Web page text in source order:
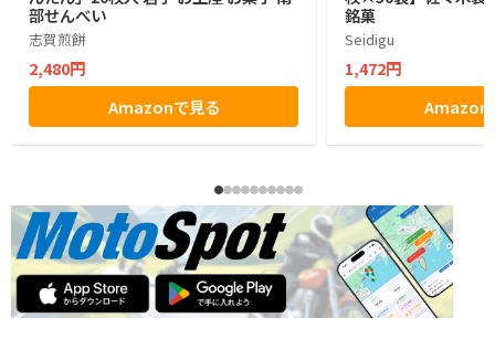
部せんべい
志賀煎餅
2,480円
Amazonで見る
銘菓
Seidigu
1,472円
Amazon